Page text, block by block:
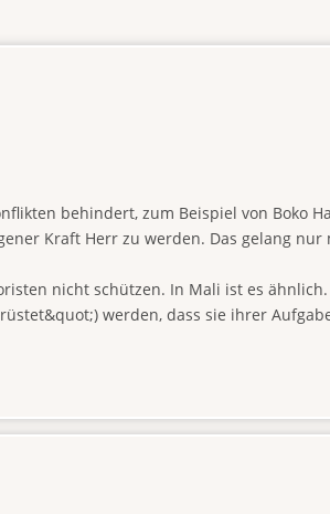
behindert, zum Beispiel von Boko
Kraft Herr zu werden. Das gelang nur
nicht schützen. In Mali ist es ähnlich.
werden, dass sie ihrer